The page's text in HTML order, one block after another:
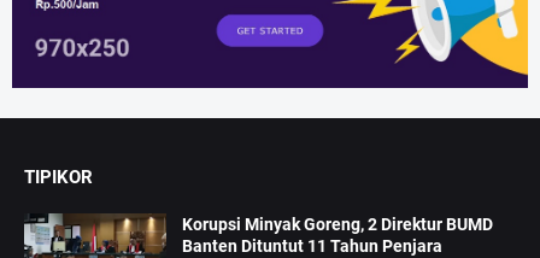
TIPIKOR
Korupsi Minyak Goreng, 2 Direktur BUMD
Banten Dituntut 11 Tahun Penjara